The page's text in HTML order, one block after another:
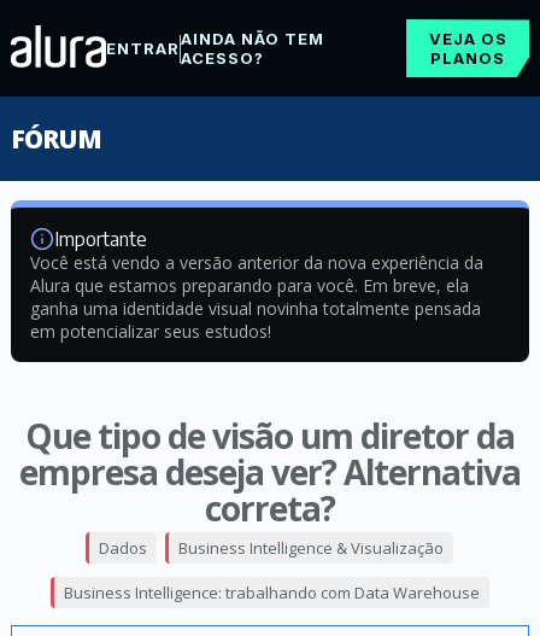
ENTRARAINDA NÃO TEM
ACESSO?
VEJA OS
PLANOS
FÓRUM
Importante
Você está vendo a versão anterior da nova experiência da
Alura que estamos preparando para você. Em breve, ela
ganha uma identidade visual novinha totalmente pensada
em potencializar seus estudos!
Que tipo de visão um diretor da
empresa deseja ver? Alternativa
correta?
Dados Business Intelligence & Visualização
Business Intelligence: trabalhando com Data Warehouse